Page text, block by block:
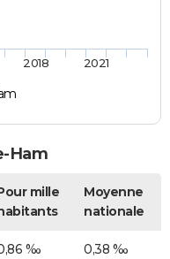
2018 2021
Ham
mille
Moyenne
nationale
‰ 0,38 ‰